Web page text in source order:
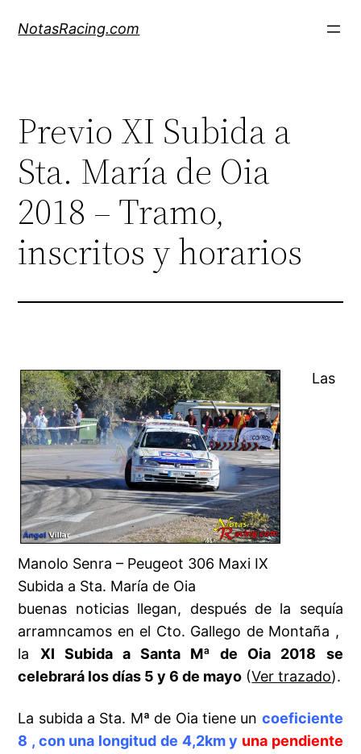
NotasRacing.com
Previo XI Subida a
Sta. María de Oia
2018 – Tramo,
inscritos y horarios
Manolo Senra – Peugeot 306 Maxi IX
Subida a Sta. María de Oia
Las
buenas noticias llegan, después de la sequía
arramncamos en el Cto. Gallego de Montaña ,
la XI Subida a Santa Mª de Oia 2018 se
celebrará los días 5 y 6 de mayo (Ver trazado).
La subida a Sta. Mª de Oia tiene un coeficiente
8 , con una longitud de 4,2km y una pendiente